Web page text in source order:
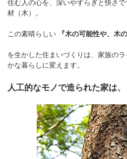
住む人の心を、深いやすらぎと快さ
材（木）。
この素晴らしい 『木の可能性や、木
を生かした住まいづくりは、家族の
かな暮らしに変えます。
人工的なモノで造られた家は